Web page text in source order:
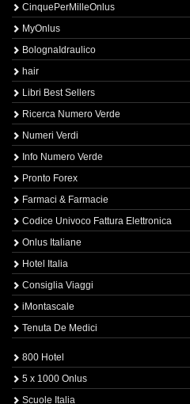
CinquePerMilleOnlus
MyOnlus
BolognaIdraulico
hair
Libri Best Sellers
Ricerca Numero Verde
Numeri Verdi
Info Numero Verde
Pronto Forex
Farmaci & Farmacie
Codice Univoco Fattura Elettronica
Onlus Italiane
Hotel Italia
Consiglia Viaggi
iMontascale
Tenuta De Medici
800 Hotel
5 x 1000 Onlus
Scuole Italia